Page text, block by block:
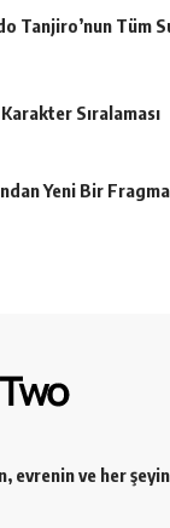
Tanjiro’nun Tüm
Sıralaması
Yeni Bir
evrenin ve her